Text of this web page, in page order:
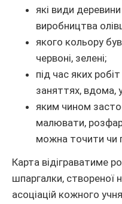
які види
виробництва
якого кольору
червоні, зелені;
під час яких
заняттях, вдома,
яким чином
малювати,
можна точити чи
Карта відіграватиме
шпаргалки, створеної
асоціацій кожного